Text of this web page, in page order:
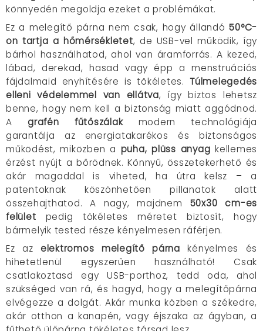
könnyedén megoldja ezeket a problémákat.
Ez a melegítő párna nem csak, hogy állandó50°C-
on tartja a hőmérsékletet, de USB-vel működik, így
bárhol használhatod, ahol van áramforrás. A kezed,
lábad, derekad, hasad vagy épp a menstruációs
fájdalmaid enyhítésére is tökéletes. Túlmelegedés
elleni védelemmel van ellátva, így biztos lehetsz
benne, hogy nem kell a biztonság miatt aggódnod.
A grafén fűtőszálakmodern technológiája
garantálja az energiatakarékos és biztonságos
működést, miközben a puha, plüss anyag kellemes
érzést nyújt a bőrödnek. Könnyű, összetekerhető és
akár magaddal is viheted, ha útra kelsz – a
patentoknak köszönhetően pillanatok alatt
összehajthatod. A nagy, majdnem 50x30 cm-es
felület pedig tökéletes méretet biztosít, hogy
bármelyik tested része kényelmesen ráférjen.
Ez az elektromos melegítő párna kényelmes és
hihetetlenül egyszerűen használható! Csak
csatlakoztasd egy USB-porthoz, tedd oda, ahol
szükséged van rá, és hagyd, hogy a melegítőpárna
elvégezze a dolgát. Akár munka közben a székedre,
akár otthon a kanapén, vagy éjszaka az ágyban, a